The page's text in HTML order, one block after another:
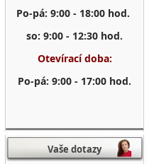
Po-pá: 9:00 - 18:00 hod.
so: 9:00 - 12:30 hod.
Otevírací doba:
Po-pá: 9:00 - 17:00 hod.
Vaše dotazy